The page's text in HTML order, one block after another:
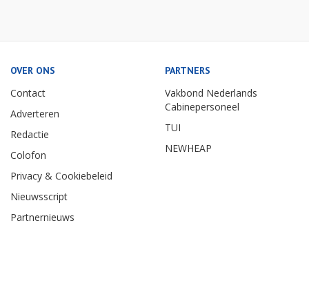
OVER ONS
Contact
Adverteren
Redactie
Colofon
Privacy & Cookiebeleid
Nieuwsscript
Partnernieuws
PARTNERS
Vakbond Nederlands
Cabinepersoneel
TUI
NEWHEAP